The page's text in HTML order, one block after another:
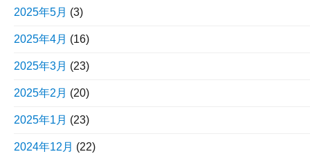
2025年5月 (3)
2025年4月 (16)
2025年3月 (23)
2025年2月 (20)
2025年1月 (23)
2024年12月 (22)